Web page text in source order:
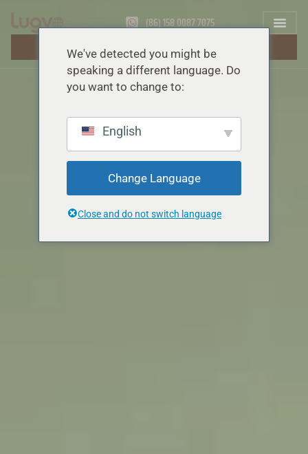
(86) 158 0087 7075
ПОЛУЧИТЬ БЕСПЛАТНУЮ ЦИТАТУ
We've detected you might be
speaking a different language. Do
you want to change to:
English
Change Language
Close and do not switch language